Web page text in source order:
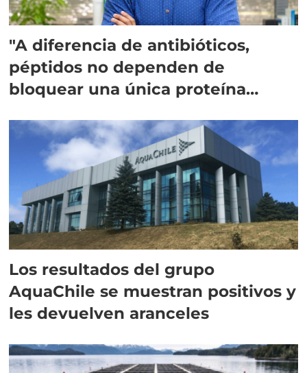
"A diferencia de antibióticos,
péptidos no dependen de
bloquear una única proteína
Los resultados del grupo
AquaChile se muestran positivos y
les devuelven aranceles